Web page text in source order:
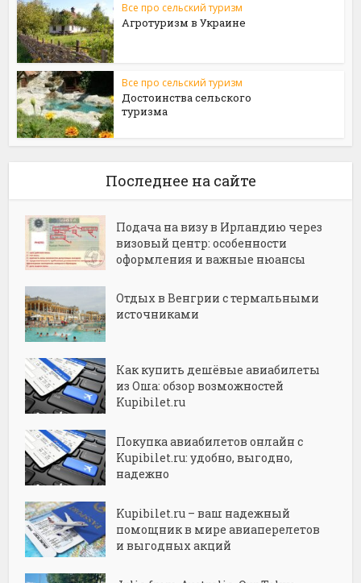
Все про сельский туризм
Агротуризм в Украине
Все про сельский туризм
Достоинства сельского
туризма
Последнее на сайте
Подача на визу в Ирландию через
визовый центр: особенности
оформления и важные нюансы
Отдых в Венгрии с термальными
источниками
Как купить дешёвые авиабилеты
из Оша: обзор возможностей
Kupibilet.ru
Покупка авиабилетов онлайн с
Kupibilet.ru: удобно, выгодно,
надежно
Kupibilet.ru – ваш надежный
помощник в мире авиаперелетов
и выгодных акций